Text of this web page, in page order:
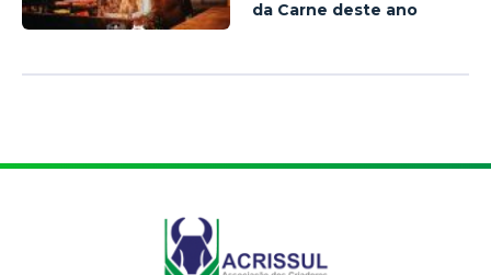
da Carne deste ano